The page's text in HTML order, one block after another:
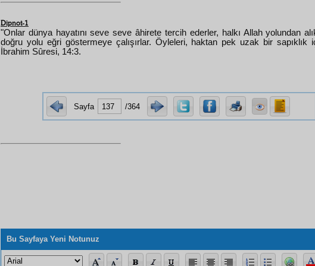
Dipnot-1
"Onlar dünya hayatını seve seve âhirete tercih ederler, halkı Allah yolundan
doğru yolu eğri göstermeye çalışırlar. Öyleleri, haktan pek uzak bir sapıklık
İbrahim Sûresi, 14:3.
Sayfa /364
Bu Sayfaya Yeni Notunuz